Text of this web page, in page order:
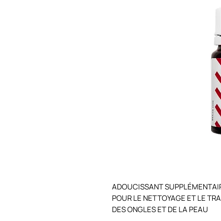
ADOUCISSANT
POUR LE NETTOYAGE ET LE
DES ONGLES ET DE LA PEAU